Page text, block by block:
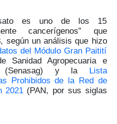
es uno de los 15
cancerígenos” que
según un análisis que hizo
del Módulo Gran Paitití
Sanidad Agropecuaria e
(Senasag) y laLista
Prohibidos de la Red de
2021 (PAN, por sus siglas